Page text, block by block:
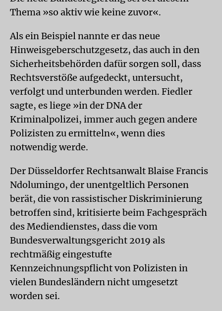
Thema »so aktiv wie keine zuvor«.
Als ein Beispiel nannte er das neue
Hinweisgeberschutzgesetz, das auch in den
Sicherheitsbehörden dafür sorgen soll, dass
Rechtsverstöße aufgedeckt, untersucht,
verfolgt und unterbunden werden. Fiedler
sagte, es liege »in der DNA der
Kriminalpolizei, immer auch gegen andere
Polizisten zu ermitteln«, wenn dies
notwendig werde.
Der Düsseldorfer Rechtsanwalt Blaise Francis
Ndolumingo, der unentgeltlich Personen
berät, die von rassistischer Diskriminierung
betroffen sind, kritisierte beim Fachgespräch
des Mediendienstes, dass die vom
Bundesverwaltungsgericht 2019 als
rechtmäßig eingestufte
Kennzeichnungspflicht von Polizisten in
vielen Bundesländern nicht umgesetzt
worden sei.